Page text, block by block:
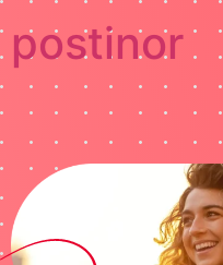
postinor